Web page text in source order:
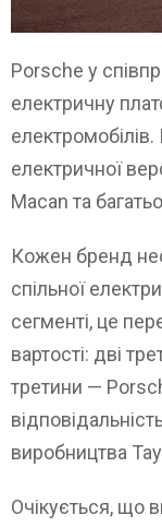
Porsche у
електричну
електричної
Macan та
Кожен бренд
спільної
сегменті, це
вартості: дві
третини —
виробництва
Очікується, що